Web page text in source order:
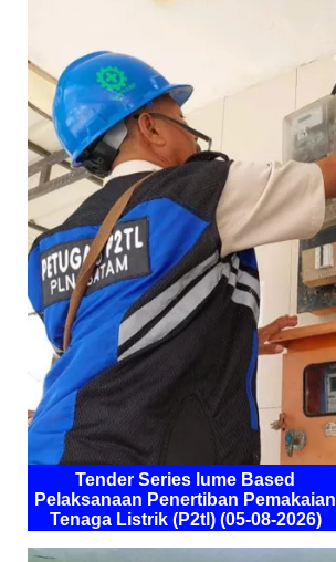
Tender Series lume Based
Pelaksanaan Penertiban Pemakaian
Tenaga Listrik (P2tl) (05-08-2026)